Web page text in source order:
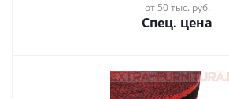
от 50 тыс. руб.
Спец. цена